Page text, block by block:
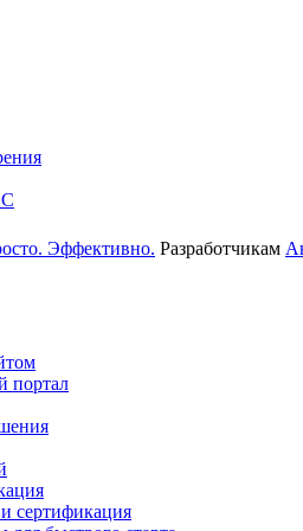
Разработчикам
портал
сертификация